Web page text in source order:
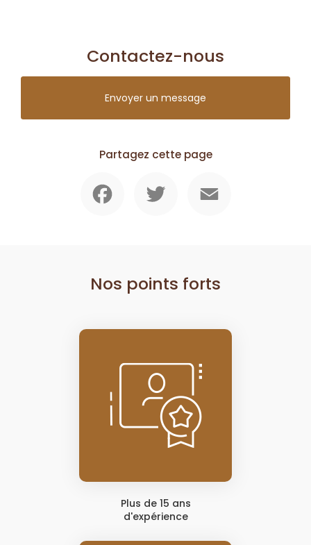
Contactez-nous
Envoyer un message
Partagez cette page
Nos points forts
Plus de 15 ans
d'expérience